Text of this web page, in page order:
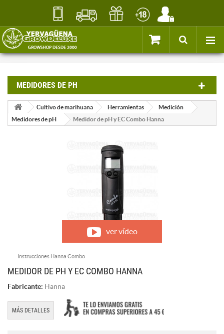
MEDIDORES DE PH
Cultivo de marihuana Herramientas
Medición
Medidores de pH
Medidor de pH y EC Combo Hanna
ver vídeo
Instrucciones Hanna Combo
MEDIDOR DE PH Y EC COMBO HANNA
Fabricante: Hanna
MÁS DETALLES